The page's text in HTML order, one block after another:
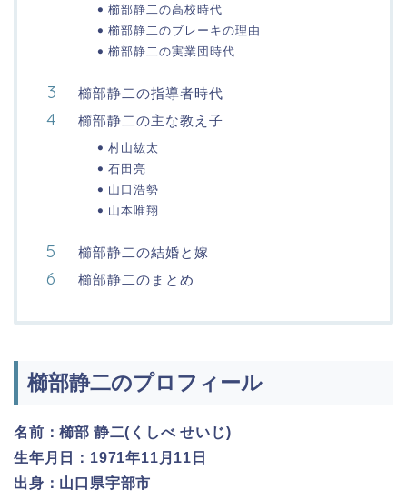
櫛部静二の高校時代
櫛部静二のブレーキの理由
櫛部静二の実業団時代
櫛部静二の指導者時代
櫛部静二の主な教え子
村山紘太
石田亮
山口浩勢
山本唯翔
櫛部静二の結婚と嫁
櫛部静二のまとめ
櫛部静二のプロフィール
名前：櫛部 静二(くしべ せいじ)
生年月日：1971年11月11日
出身：山口県宇部市